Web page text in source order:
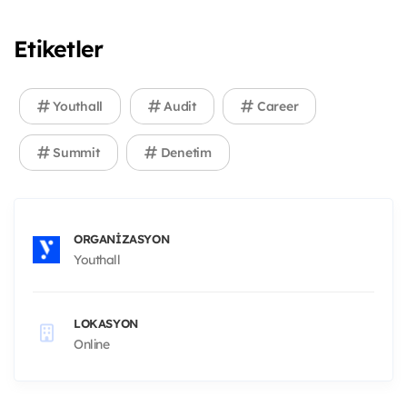
Etiketler
Youthall Audit Career
Summit Denetim
ORGANIZASYON
Youthall
LOKASYON
Online